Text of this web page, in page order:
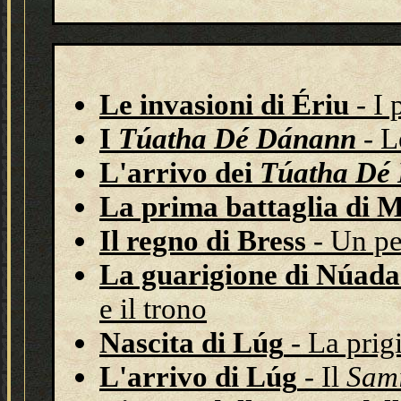
Le invasioni di Ériu- I
ITúatha Dé Dánann -
L'arrivo deiTúatha Dé
La prima battaglia di
Il regno di Bress- Un
La guarigione di Núada
e il trono
Nascita di Lúg - La
L'arrivo di Lúg- Il